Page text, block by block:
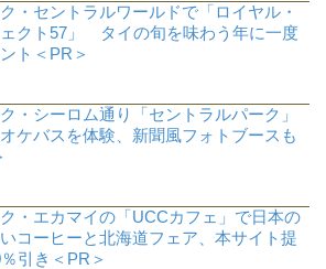
・セントラルワールドで「ロイヤル・
クト57」 タイの旬を味わう年に一度
ト＜PR＞
・シーロム通り「セントラルパーク」
ケバスを体験、新聞風フォトブースも
・エカマイの「UCCカフェ」で日本の
コーヒーと北海道フェア、本サイト提
引き＜PR＞